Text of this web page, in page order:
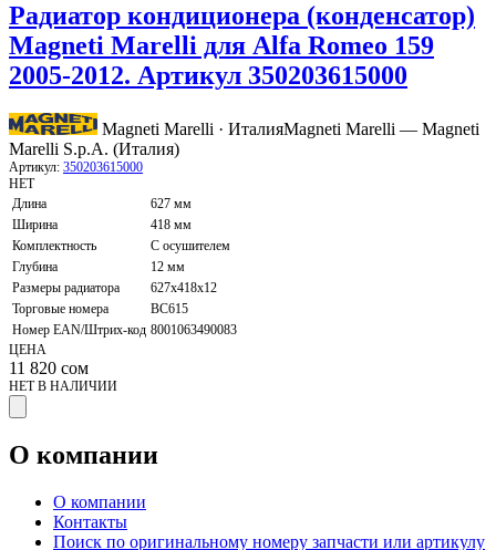
Радиатор кондиционера (конденсатор)
Magneti Marelli для Alfa Romeo 159
2005-2012. Артикул 350203615000
Magneti Marelli · ИталияMagneti Marelli — Magneti
Marelli S.p.A. (Италия)
Артикул: 350203615000
НЕТ
Длина
627 мм
Ширина
418 мм
Комплектность
С осушителем
Глубина
12 мм
Размеры радиатора
627x418x12
Торговые номера
BC615
Номер EAN/Штрих-код 8001063490083
ЦЕНА
11 820 сом
НЕТ В НАЛИЧИИ
О компании
О компании
Контакты
Поиск по оригинальному номеру запчасти или артикулу